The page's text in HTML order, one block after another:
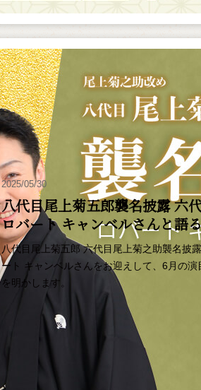
2025/05/30
八代目尾上菊五郎襲名披露 六
ロバート キャンベルさんと
八代目尾上菊五郎 六代目尾上菊之助襲名披
ート キャンベルさんをお迎えして、6月の
を明かします。